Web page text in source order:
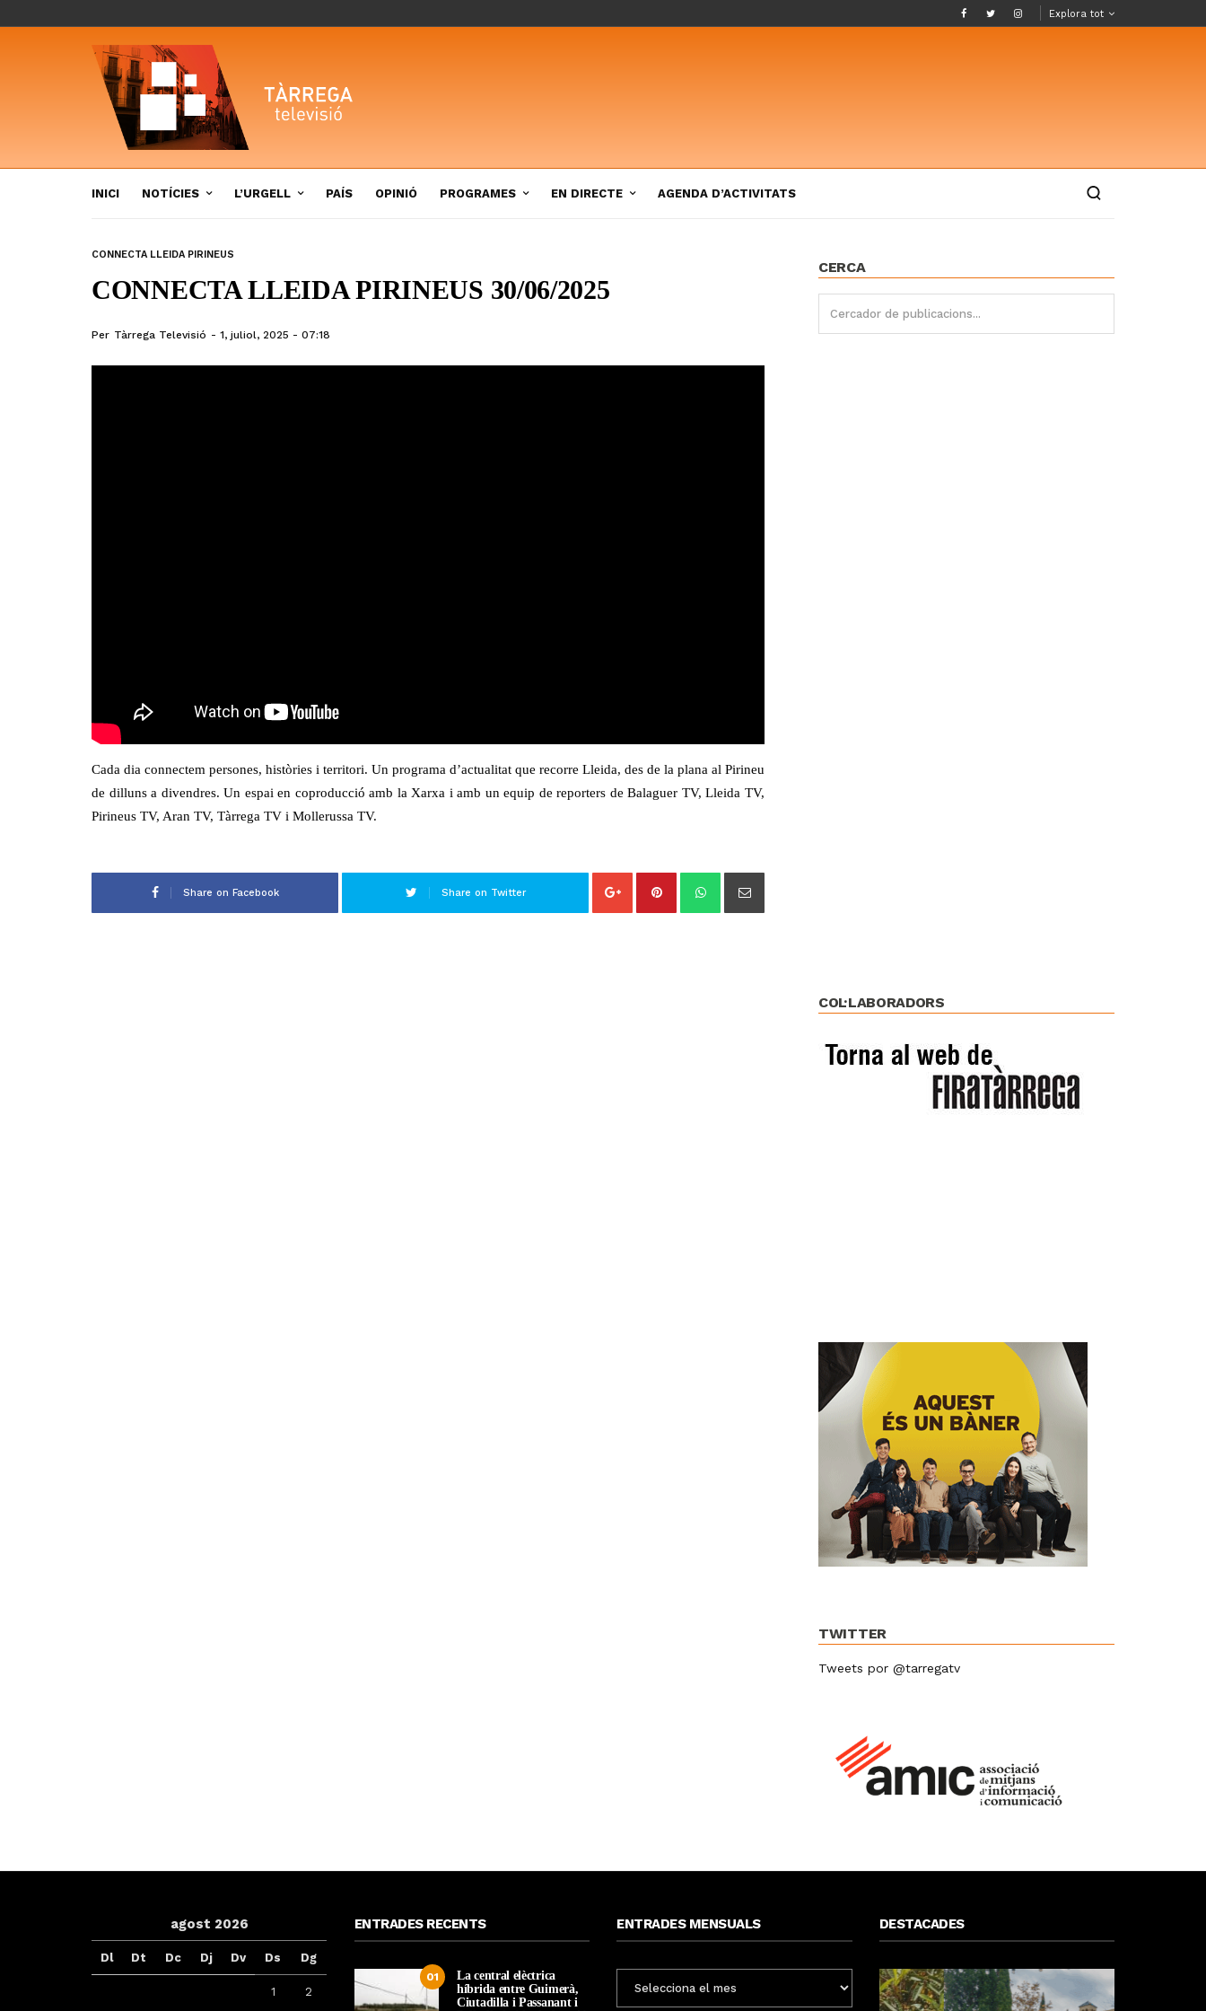
Explora tot
INICI NOTÍCIES L’URGELL PAÍS OPINIÓ PROGRAMES EN DIRECTE AGENDA D’ACTIVITATS
CONNECTA LLEIDA PIRINEUS
CONNECTA LLEIDA PIRINEUS 30/06/2025
Per Tàrrega Televisió 1, juliol, 2025 - 07:18
Cada dia connectem persones, històries i territori. Un programa d’actualitat que recorre Lleida, des de la plana al Pirineu
de dilluns a divendres. Un espai en coproducció amb la Xarxa i amb un equip de reporters de Balaguer TV, Lleida TV,
Pirineus TV, Aran TV, Tàrrega TV i Mollerussa TV.
Share on Facebook Share on Twitter
CERCA
COL·LABORADORS
TWITTER
Tweets por @tarregatv
agost 2026
Dl Dt Dc Dj Dv Ds Dg
1 2
ENTRADES RECENTS
01
La central elèctrica
híbrida entre Guimerà,
Ciutadilla i Passanant i
ENTRADES MENSUALS
MENSUALS
DESTACADES